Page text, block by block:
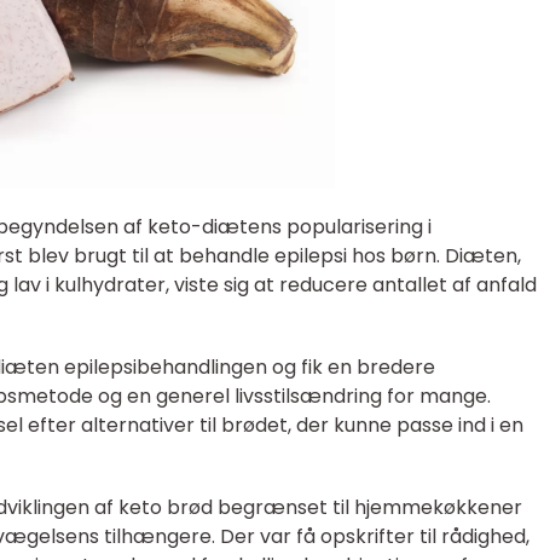
af keto-diætens popularisering i
blev brugt til at behandle epilepsi hos børn. Diæten,
i kulhydrater, viste sig at reducere antallet af anfald
epilepsibehandlingen og fik en bredere
og en generel livsstilsændring for mange.
efter alternativer til brødet, der kunne passe ind i en
af keto brød begrænset til hjemmekøkkener
tilhængere. Der var få opskrifter til rådighed,